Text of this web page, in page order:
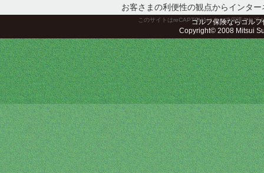
お客さまの利便性の観点からインタ
このサイトはreCAPTCHAによって保護されて
ゴルフ保険ならゴル
Copyright© 2008 Mitsui